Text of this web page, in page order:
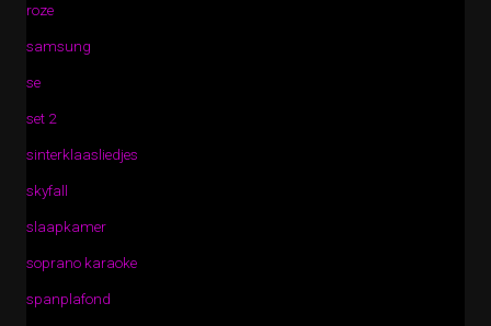
roze
samsung
se
set 2
sinterklaasliedjes
skyfall
slaapkamer
soprano karaoke
spanplafond